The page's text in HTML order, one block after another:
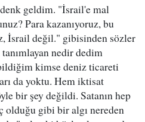
geldim. "İsrail'e mal
Para kazanıyoruz, bu
İsrail değil." gibisinden sözler
nedir dedim
kimse deniz ticareti
da yoktu. Hem iktisat
bir şey değildi. Satanın hep
olduğu gibi bir algı nereden